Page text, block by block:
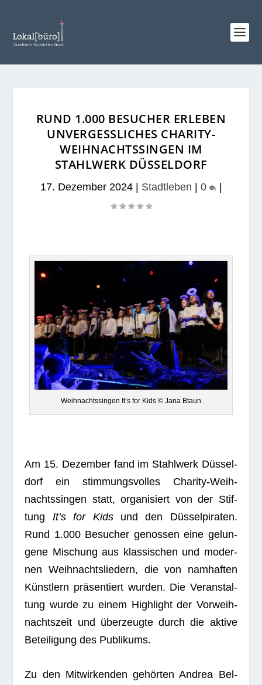
RUND 1.000 BESUCHER ERLEBEN
UNVERGESSLICHES CHARITY-
WEIHNACHTSSINGEN IM
STAHLWERK DÜSSELDORF
17. Dezember 2024| Stadtleben 0 |
Weih­nachts­sin­gen It’s for Kids © Jana Btaun
Am 15. Dezem­ber fand im Stahl­werk Düs­sel­
dorf ein stim­mungs­vol­les Cha­rity-Weih­
nachts­sin­gen statt, orga­ni­siert von der Stif­
tung It’s for Kidsund den Düs­sel­pi­ra­ten.
Rund 1.000 Besu­cher genos­sen eine gelun­
gene Mischung aus klas­si­schen und moder­
nen Weih­nachts­lie­dern, die von nam­haf­ten
Künst­lern prä­sen­tiert wur­den. Die Ver­an­stal­
tung wurde zu einem High­light der Vor­weih­
nachts­zeit und über­zeugte durch die aktive
Betei­li­gung des Publikums.
Zu den Mit­wir­ken­den gehör­ten Andrea Bel­